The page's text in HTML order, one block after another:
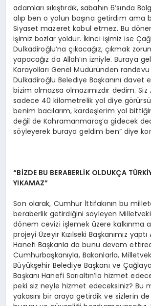
adamları sıkıştırdık, sabahın 6’sında
alıp ben o yolun başına getirdim ama
Siyaset mazeret kabul etmez. Bu
işimiz bozlar yoldur. İkinci işimiz ise
Dulkadiroğlu’na çıkacağız, çıkmak
yapacağız da Allah’ın izniyle. Buraya
Karayolları Genel Müdüründen randevu
Dulkadiroğlu Belediye Başkanını
bizim olmazsa olmazımızdır dedim. Siz
sadece 40 kilometrelik yol diye
benim bacılarım, kardeşlerim yol
değil de Kahramanmaraş’a gidecek
söyleyerek buraya geldim ben” diye
“BİZDE BU BERABERLİK OLDUKÇA
YIKAMAZ”
Son olarak, Cumhur İttifakının bu
beraberlik getirdiğini söyleyen
dönem cevizi işlemek üzere kalkınma
projeyi Üzeyir Kızılseki Başkanımız yaptı
Hanefi Başkanla da bunu devam
Cumhurbaşkanıyla, Bakanlarla,
Büyükşehir Belediye Başkanı ve
Başkanı Hanefi Sarıaltın’la hizmet
peki siz neyle hizmet edeceksiniz? Bu
yakasını bir araya getirdik ve sizlerin